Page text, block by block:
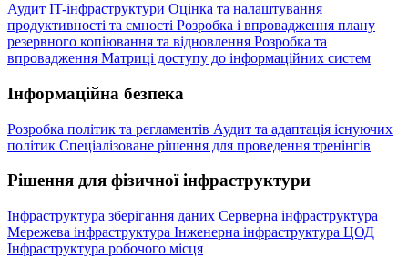
Аудит IT-інфраструктури Оцінка та налаштування
продуктивності та ємності Розробка і впровадження плану
резервного копіювання та відновлення Розробка та
впровадження Матриці доступу до інформаційних систем
Інформаційна безпека
Розробка політик та регламентів Аудит та адаптація існуючих
політик Спеціалізоване рішення для проведення тренінгів
Рішення для фізичної інфраструктури
Інфраструктура зберігання даних Серверна інфраструктура
Мережева інфраструктура Інженерна інфраструктура ЦОД
Інфраструктура робочого місця